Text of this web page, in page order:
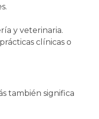
y veterinaria.
clínicas o
también significa